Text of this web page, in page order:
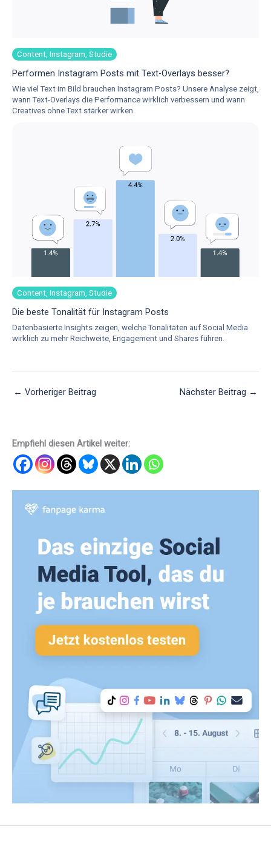
Content, Instagram, Studie
Performen Instagram Posts mit Text-Overlays besser?
Wie viel Text im Bild brauchen Instagram Posts? Unsere Analyse zeigt,
wann Text-Overlays die Performance wirklich verbessern und wann
Creatives ohne Text stärker wirken.
Content, Instagram, Studie
Die beste Tonalität für Instagram Posts
Datenbasierte Insights zeigen, welche Tonalitäten auf Social Media
wirklich zu mehr Reichweite, Engagement und Shares führen.
← Vorheriger Beitrag Nächster Beitrag →
Empfiehl diesen Artikel weiter: